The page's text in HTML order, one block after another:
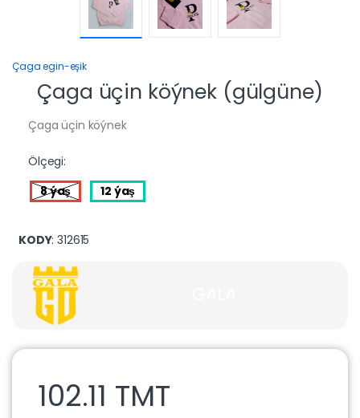
Çaga egin-eşik
Çaga üçin köýnek (gülgüne)
Çaga üçin köýnek
Ölçegi:
8 ýaş
12 ýaş
KODY: 312615
102.11 TMT